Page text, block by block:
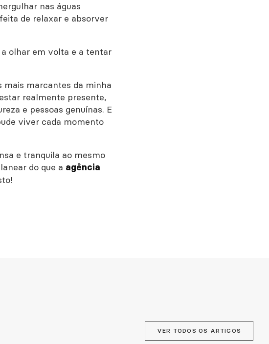
nas águas
de relaxar e absorver
olhar em volta e a tentar
mais marcantes da minha
realmente presente,
e pessoas genuínas. E
viver cada momento
e tranquila ao mesmo
do que a agência
VER TODOS OS ARTIGOS